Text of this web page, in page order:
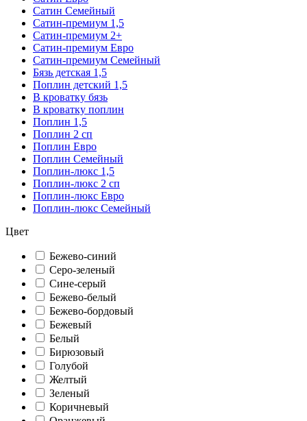
Сатин Семейный
Сатин-премиум 1,5
Сатин-премиум 2+
Сатин-премиум Евро
Сатин-премиум Семейный
Бязь детская 1,5
Поплин детский 1,5
В кроватку бязь
В кроватку поплин
Поплин 1,5
Поплин 2 сп
Поплин Евро
Поплин Семейный
Поплин-люкс 1,5
Поплин-люкс 2 сп
Поплин-люкс Евро
Поплин-люкс Семейный
Цвет
Бежево-синий
Серо-зеленый
Сине-серый
Бежево-белый
Бежево-бордовый
Бежевый
Белый
Бирюзовый
Голубой
Желтый
Зеленый
Коричневый